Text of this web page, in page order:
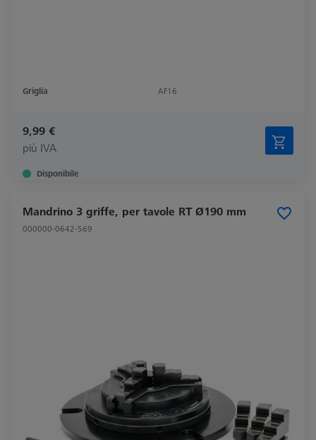
Griglia AF16
9,99 €
più IVA
Disponibile
Mandrino 3 griffe, per tavole RT Ø190 mm
000000-0642-569